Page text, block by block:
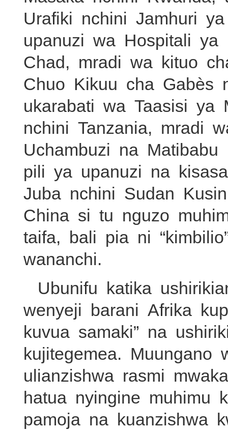
Urafiki nchini Jamhuri
upanuzi wa Hospitali
Chad, mradi wa kituo
Chuo Kikuu cha Gabès
ukarabati wa Taasisi
nchini Tanzania, mradi
Uchambuzi na
pili ya upanuzi na
Juba nchini Sudan
China si tu nguzo
taifa, bali pia ni
wananchi.
Ubunifu katika
wenyeji barani Afrika
kuvua samaki” na
kujitegemea.
ulianzishwa rasmi
hatua nyingine muhimu
pamoja na kuanzishwa